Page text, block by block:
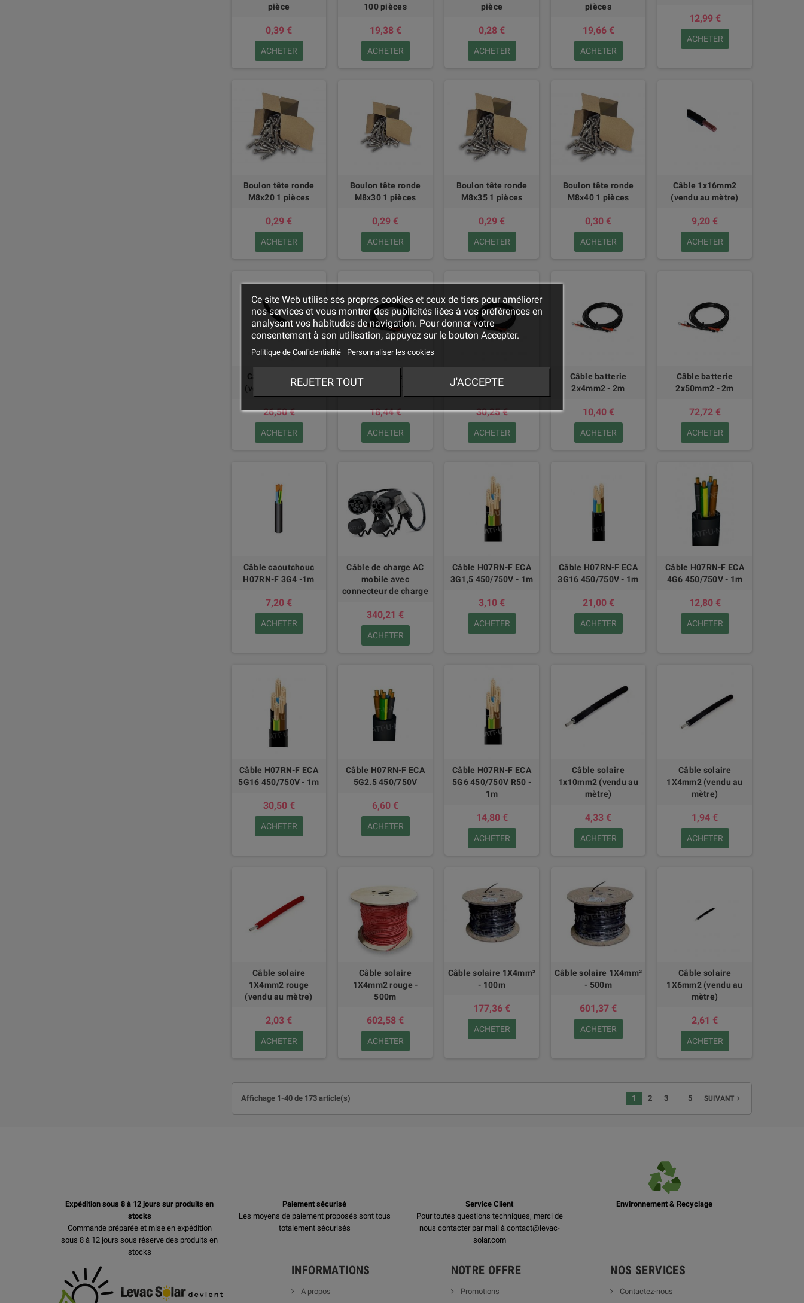
pièce
0,39 €
ACHETER
100 pièces
19,38 €
ACHETER
pièce
0,28 €
ACHETER
pièces
19,66 €
ACHETER
12,99 €
ACHETER
Boulon tête ronde
M8x20 1 pièces
0,29 €
ACHETER
Boulon tête ronde
M8x30 1 pièces
0,29 €
ACHETER
Boulon tête ronde
M8x35 1 pièces
0,29 €
ACHETER
Boulon tête ronde
M8x40 1 pièces
0,30 €
ACHETER
Câble 1x16mm2
(vendu au mètre)
9,20 €
ACHETER
Câble 1x50mm2
(vendu au mètre)
26,50 €
ACHETER
Câble batterie
2x16mm2 - 2m
18,44 €
ACHETER
Câble batterie
2x25mm2 - 2m
30,25 €
ACHETER
Câble batterie
2x4mm2 - 2m
10,40 €
ACHETER
Câble batterie
2x50mm2 - 2m
72,72 €
ACHETER
Câble caoutchouc
H07RN-F 3G4 -1m
7,20 €
ACHETER
Câble de charge AC
mobile avec
connecteur de charge
340,21 €
ACHETER
Câble H07RN-F ECA
3G1,5 450/750V - 1m
3,10 €
ACHETER
Câble H07RN-F ECA
3G16 450/750V - 1m
21,00 €
ACHETER
Câble H07RN-F ECA
4G6 450/750V - 1m
12,80 €
ACHETER
Câble H07RN-F ECA
5G16 450/750V - 1m
30,50 €
ACHETER
Câble H07RN-F ECA
5G2.5 450/750V
6,60 €
ACHETER
Câble H07RN-F ECA
5G6 450/750V R50 -
1m
14,80 €
ACHETER
Câble solaire
1x10mm2 (vendu au
mètre)
4,33 €
ACHETER
Câble solaire
1X4mm2 (vendu au
mètre)
1,94 €
ACHETER
Câble solaire
1X4mm2 rouge
(vendu au mètre)
2,03 €
ACHETER
Câble solaire
1X4mm2 rouge -
500m
602,58 €
ACHETER
Câble solaire 1X4mm²
- 100m
177,36 €
ACHETER
Câble solaire 1X4mm²
- 500m
601,37 €
ACHETER
Câble solaire
1X6mm2 (vendu au
mètre)
2,61 €
ACHETER
Affichage 1-40 de 173 article(s) 1 2 3 5 SUIVANTnavigate_next
Expédition sous 8 à 12 jours sur produits en
stocks
Commande préparée et mise en expédition
sous 8 à 12 jours sous réserve des produits en
stocks
Paiement sécurisé
Les moyens de paiement proposés sont tous
totalement sécurisés
Service Client
Pour toutes questions techniques, merci de
nous contacter par mail à contact@levac-
solar.com
Environnement & Recyclage
INFORMATIONS
A propos
NOTRE OFFRE
Promotions
NOS SERVICES
Contactez-nous
Ce site Web utilise ses propres cookies et ceux de tiers pour améliorer
nos services et vous montrer des publicités liées à vos préférences en
analysant vos habitudes de navigation. Pour donner votre
consentement à son utilisation, appuyez sur le bouton Accepter.
Politique de Confidentialité Personnaliser les cookies
REJETER TOUT J'ACCEPTE